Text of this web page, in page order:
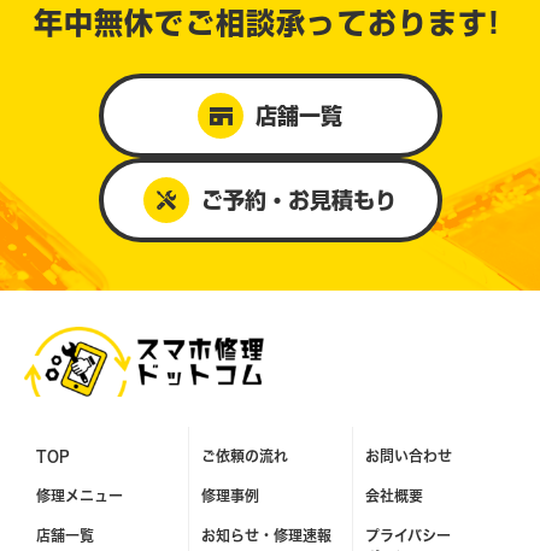
年中無休で ご相談承っております!
店舗一覧
ご予約・お見積もり
TOP
修理メニュー
店舗一覧
ご依頼の流れ
修理事例
お知らせ・ 修理速報
お問い合わせ
会社概要
プライバシー